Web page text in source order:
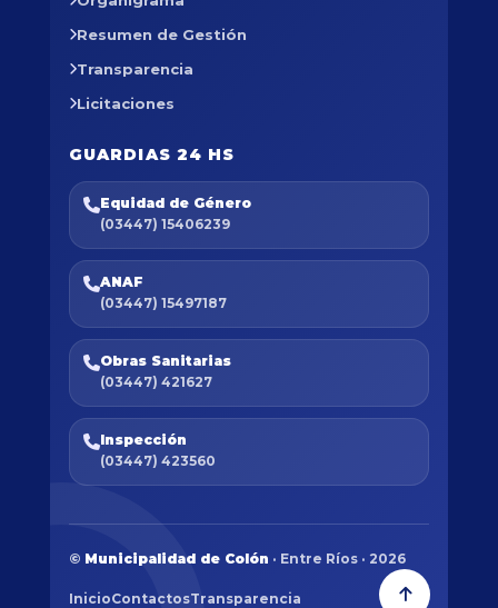
Resumen de Gestión
Transparencia
Licitaciones
GUARDIAS 24 HS
Equidad de Género
(03447) 15406239
ANAF
(03447) 15497187
Obras Sanitarias
(03447) 421627
Inspección
(03447) 423560
© Municipalidad de Colón · Entre Ríos · 2026
InicioContactosTransparencia